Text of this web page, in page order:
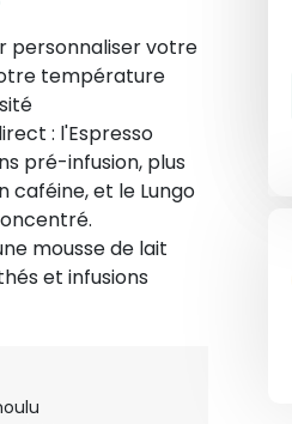
de Delonghi vous
et
vos infusions
du Delonghi
à toutes vos
personnaliser votre
température
: l'Espresso
pré-infusion, plus
caféine, et le Lungo
mousse de lait
et infusions